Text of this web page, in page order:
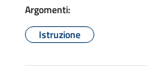
Argomenti:
Istruzione